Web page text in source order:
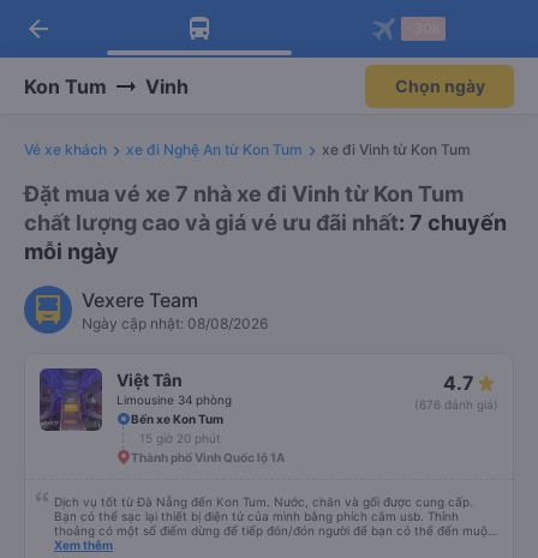
Tải app Vexere ngay!
Nhận ưu đãi thành viên độc
Mở app
Tải app Vexere
-30k/ghế khi đặt vé máy bay qua
Mở app
arrow_back
Kon Tum Vinh Chọn ngày
Vé xe khách xe đi Nghệ An từ Kon Tum xe đi Vinh từ Kon Tum
Đặt mua vé xe 7 nhà xe đi Vinh từ Kon Tum
chất lượng cao và giá vé ưu đãi nhất: 7 chuyến
mỗi ngày
Vexere Team
Ngày cập nhật: 08/08/2026
Việt Tân
Limousine 34 phòng
4.7
(676 đánh giá)
Bến xe Kon Tum
15 giờ 20 phút
Thành phố Vinh Quốc lộ 1A
Dịch vụ tốt từ Đà Nẵng đến Kon Tum. Nước, chăn và gối được cung cấp.
Bạn có thể sạc lại thiết bị điện tử của mình bằng phích cắm usb. Thỉnh
thoảng có một số điểm dừng để tiếp đón/đón người để bạn có thể đến muộn
hơn một chút so với mô tả. (Lưu ý: chúng tôi hiểu và nói được một chút
Xem thêm